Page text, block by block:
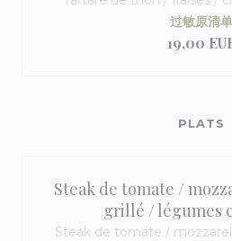
过敏原清单
19,00
PLATS
Steak de tomate /
grillé / légumes
Steak de tomate /